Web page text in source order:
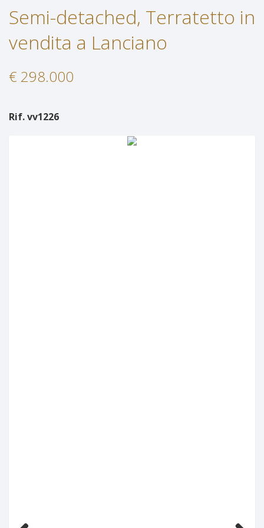
Properties For Rent
Services
Services
Request Information
Contact Us
Semi-detached, Terratetto in
vendita a Lanciano
€ 298.000
Rif. vv1226